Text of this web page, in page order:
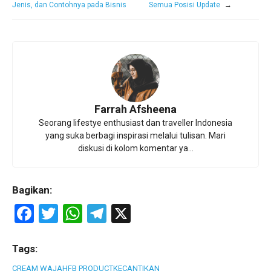
Jenis, dan Contohnya pada Bisnis Semua Posisi Update →
Farrah Afsheena
Seorang lifestye enthusiast dan traveller Indonesia
yang suka berbagi inspirasi melalui tulisan. Mari
diskusi di kolom komentar ya...
Bagikan:
F
ce
T
W
T
Tags:
CREAM WAJAHFB PRODUCTKECANTIKAN